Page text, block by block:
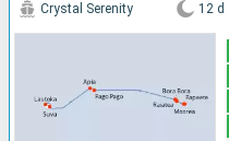
Crystal Serenity 12 d